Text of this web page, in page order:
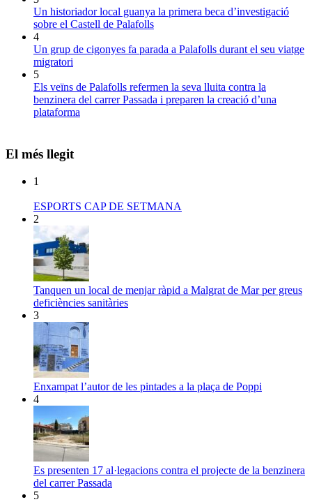
Un historiador local guanya la primera beca d’investigació
sobre el Castell de Palafolls
4
Un grup de cigonyes fa parada a Palafolls durant el seu viatge
migratori
5
Els veïns de Palafolls refermen la seva lluita contra la
benzinera del carrer Passada i preparen la creació d’una
plataforma
El més llegit
1
ESPORTS CAP DE SETMANA
2
Tanquen un local de menjar ràpid a Malgrat de Mar per greus
deficiències sanitàries
3
Enxampat l’autor de les pintades a la plaça de Poppi
4
Es presenten 17 al·legacions contra el projecte de la benzinera
del carrer Passada
5